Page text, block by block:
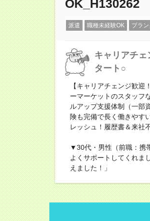
OK_H130262
派遣 職種未経験OK ブラ
キャリアチ
タート○
【キャリアチェンジ歓
ーマーケットのスタッフ
ルアップ支援体制（一部
険も完備で長く働きやす
レッシュ！履歴書＆来社
▼30代・男性（前職：携
よくサポートしてくれま
えました！」